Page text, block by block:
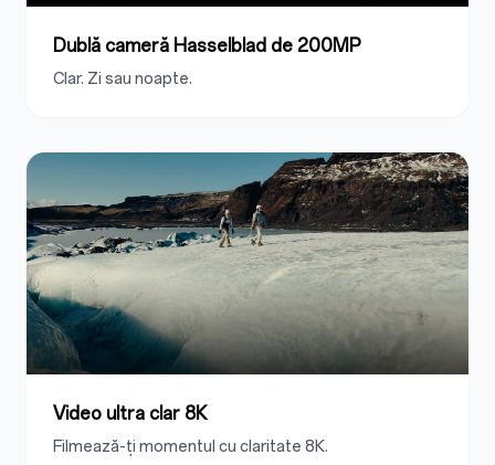
Dublă cameră Hasselblad de 200MP
Clar. Zi sau noapte.
Video ultra clar 8K
Filmează-ți momentul cu claritate 8K.